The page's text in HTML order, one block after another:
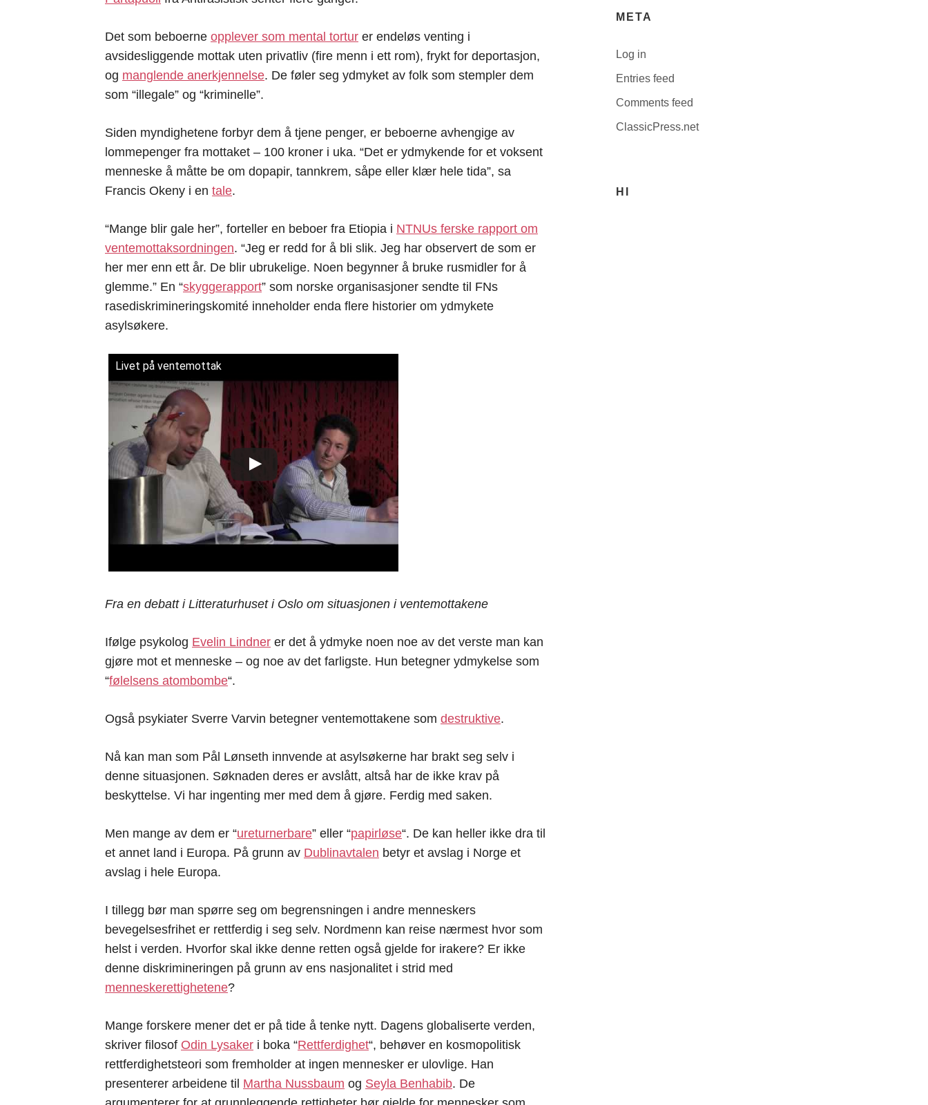
Det som beboerne opplever som mental tortur er endeløs venting i
avsidesliggende mottak uten privatliv (fire menn i ett rom), frykt for deportasjon,
og manglende anerkjennelse. De føler seg ydmyket av folk som stempler dem
som “illegale” og “kriminelle”.
Siden myndighetene forbyr dem å tjene penger, er beboerne avhengige av
lommepenger fra mottaket – 100 kroner i uka. “Det er ydmykende for et voksent
menneske å måtte be om dopapir, tannkrem, såpe eller klær hele tida”, sa
Francis Okeny i en tale.
“Mange blir gale her”, forteller en beboer fra Etiopia i NTNUs ferske rapport om
ventemottaksordningen. “Jeg er redd for å bli slik. Jeg har observert de som er
her mer enn ett år. De blir ubrukelige. Noen begynner å bruke rusmidler for å
glemme.” En “skyggerapport” som norske organisasjoner sendte til FNs
rasediskrimineringskomité inneholder enda flere historier om ydmykete
asylsøkere.
Livet på ventemottak
Fra en debatt i Litteraturhuset i Oslo om situasjonen i ventemottakene
Ifølge psykolog Evelin Lindner er det å ydmyke noen noe av det verste man kan
gjøre mot et menneske – og noe av det farligste. Hun betegner ydmykelse som
“følelsens atombombe“.
Også psykiater Sverre Varvin betegner ventemottakene som destruktive.
Nå kan man som Pål Lønseth innvende at asylsøkerne har brakt seg selv i
denne situasjonen. Søknaden deres er avslått, altså har de ikke krav på
beskyttelse. Vi har ingenting mer med dem å gjøre. Ferdig med saken.
Men mange av dem er “ureturnerbare” eller “papirløse“. De kan heller ikke dra til
et annet land i Europa. På grunn av Dublinavtalen betyr et avslag i Norge et
avslag i hele Europa.
I tillegg bør man spørre seg om begrensningen i andre menneskers
bevegelsesfrihet er rettferdig i seg selv. Nordmenn kan reise nærmest hvor som
helst i verden. Hvorfor skal ikke denne retten også gjelde for irakere? Er ikke
denne diskrimineringen på grunn av ens nasjonalitet i strid med
menneskerettighetene?
Mange forskere mener det er på tide å tenke nytt. Dagens globaliserte verden,
skriver filosof Odin Lysaker i boka “Rettferdighet“, behøver en kosmopolitisk
rettferdighetsteori som fremholder at ingen mennesker er ulovlige. Han
presenterer arbeidene til Martha Nussbaum og Seyla Benhabib. De
META
Log in
Entries feed
Comments feed
ClassicPress.net
HI